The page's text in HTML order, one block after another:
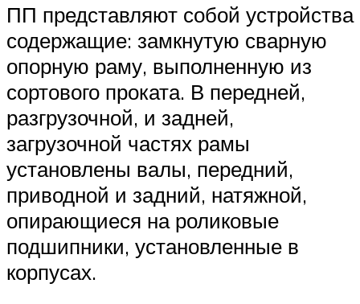
ПП представляют собой устройства
содержащие: замкнутую сварную
опорную раму, выполненную из
сортового проката. В передней,
разгрузочной, и задней,
загрузочной частях рамы
установлены валы, передний,
приводной и задний, натяжной,
опирающиеся на роликовые
подшипники, установленные в
корпусах.